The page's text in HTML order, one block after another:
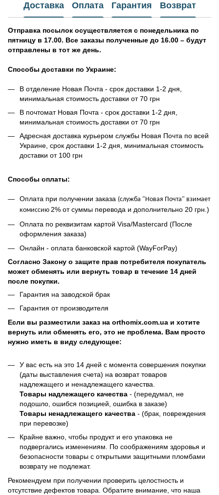
Доставка Оплата Гарантия Возврат
Отправка посылок осуществляется с понедельника по
пятницу в 17.00. Все заказы полученные до 16.00 – будут
отправлены в тот же день.
Способы доставки по Украине:
В отделение Новая Почта - срок доставки 1-2 дня,
минимальная стоимость доставки от 70 грн
В почтомат Новая Почта - срок доставки 1-2 дня,
минимальная стоимость доставки от 70 грн
Адресная доставка курьером службы Новая Почта по всей
Украине, срок доставки 1-2 дня, минимальная стоимость
доставки от 100 грн
Способы оплаты:
Оплата при получении заказа (служба "Новая Почта" взимает
комиссию 2% от суммы перевода и дополнительно 20 грн.)
Оплата по реквизитам картой Visa/Mastercard (После
оформления заказа)
Онлайн - оплата банковской картой (WayForPay)
Согласно Закону о защите прав потребителя покупатель
может обменять или вернуть товар в течение 14 дней
после покупки.
Гарантия на заводской брак
Гарантия от производителя
Если вы разместили заказ на orthomix.com.ua и хотите
вернуть или обменять его, это не проблема. Вам просто
нужно иметь в виду следующее:
У вас есть на это 14 дней с момента совершения покупки
(даты выставления счета) на возврат товаров
надлежащего и ненадлежащего качества.
Товары надлежащего качества - (передумал, не
подошло, ошибся позицией, ошибка в заказе)
Товары ненадлежащего качества - (брак, повреждения
при перевозке)
Крайне важно, чтобы продукт и его упаковка не
подвергались изменениям. По соображениям здоровья и
безопасности товары с открытыми защитными пломбами
возврату не подлежат.
Рекомендуем при получении проверить целостность и
отсутствие дефектов товара. Обратите внимание, что наша